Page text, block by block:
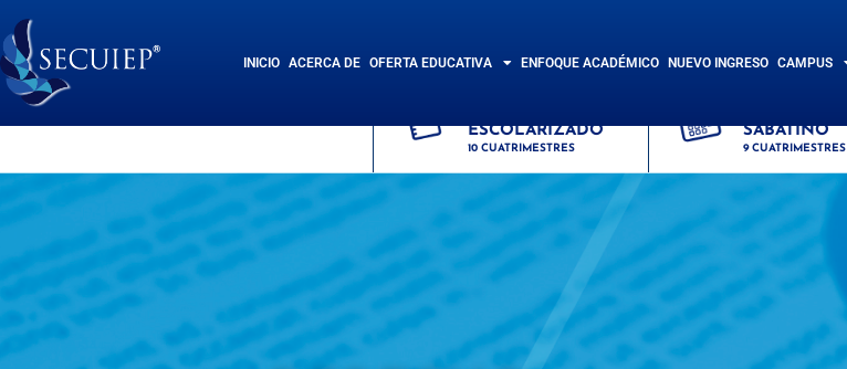
INICIO ACERCA DE OFERTA EDUCATIVA ENFOQUE ACADÉMICO NUEVO INGRESO CAMPUS
ESCOLARIZADO
10 CUATRIMESTRES
SABATINO
9 CUATRIMESTRES